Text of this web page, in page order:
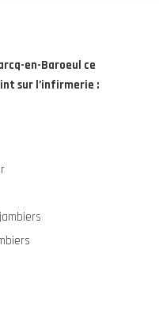
en-Baroeul ce
sur l’infirmerie :